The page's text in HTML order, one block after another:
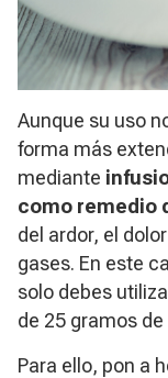
Aunque su uso
forma más
mediante
como remedio
del ardor, el
gases. En este
solo debes
de 25 gramos
Para ello, pon a